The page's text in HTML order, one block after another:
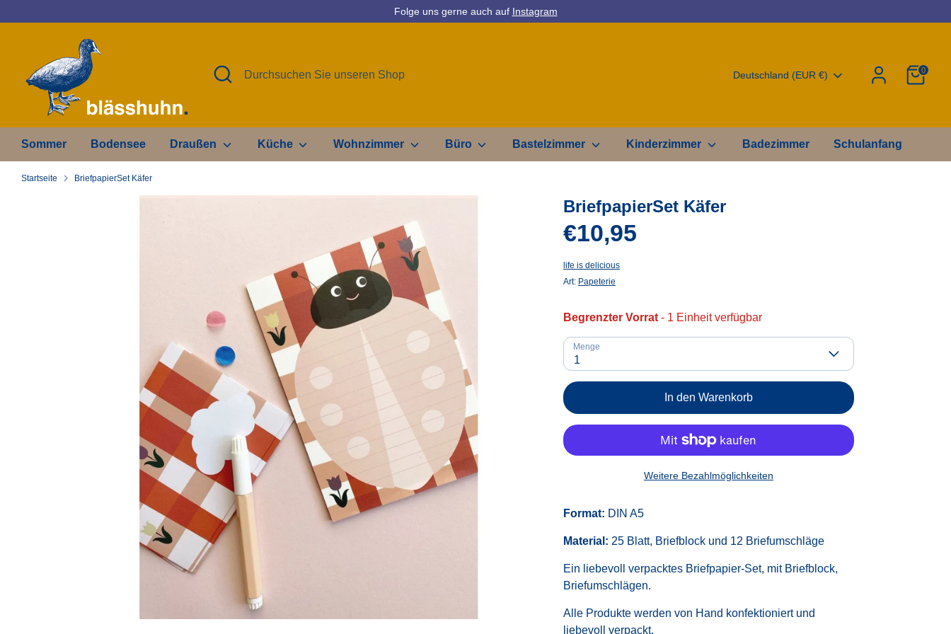
zum
Folge uns gerne auch auf Instagram
Suchen
Durchsuchen
Sie
Währung
Deutschland (EUR €) 0
Sommer Bodensee Draußen Küche Wohnzimmer Büro Bastelzimmer Kinderzimmer Badezimmer Schulanfang
Startseite BriefpapierSet Käfer
BriefpapierSet Käfer
€10,95
life is delicious
Art: Papeterie
Begrenzter Vorrat - 1 Einheit verfügbar
Menge
1
In den Warenkorb
Weitere Bezahlmöglichkeiten
Format: DIN A5
Material: 25 Blatt, Briefblock und 12 Briefumschläge
Ein liebevoll verpacktes Briefpapier-Set, mit Briefblock,
Briefumschlägen.
Alle Produkte werden von Hand konfektioniert und
liebevoll verpackt.